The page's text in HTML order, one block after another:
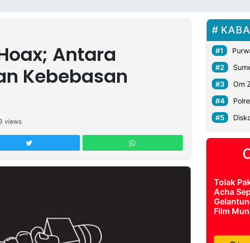
Antara
Kebebasan
views
Om
Tolak
Acha
Film